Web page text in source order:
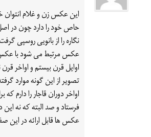
این عکس زن و غلام
حاص خود را دارد چون در
نگاره را از بانویی روسپی
عکس مرتبط می شود با
اوایل قرن بیستم و اواخر
تصویر از این گونه موارد
اواخر دوران قاجار را دارم
فرستاد و صد البته که نه
عکس ها قابل ارائه در این